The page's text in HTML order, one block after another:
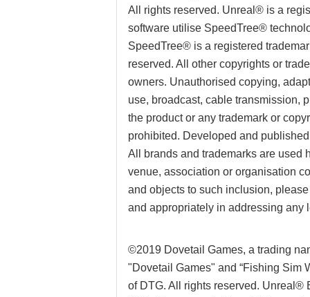
All rights reserved. Unreal® is a
software utilise SpeedTree®
SpeedTree® is a registered
reserved. All other copyrights or
owners. Unauthorised copying,
use, broadcast, cable transmission,
the product or any trademark or
prohibited. Developed and
All brands and trademarks are used
venue, association or organisation
and objects to such inclusion,
and appropriately in addressing any
©2019 Dovetail Games, a trading
"Dovetail Games" and “Fishing Sim
of DTG. All rights reserved. Unreal®